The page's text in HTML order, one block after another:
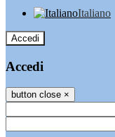
Italiano
Accedi
Accedi
button close ×